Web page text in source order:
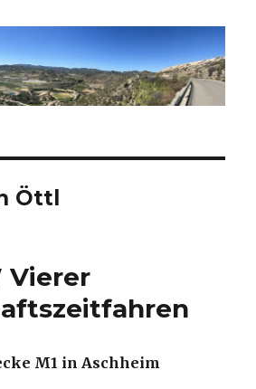
Öttl
Vierer
M1 in Aschheim